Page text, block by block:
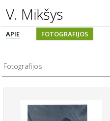
V. Mikšys
APIE FOTOGRAFIJOS
Fotografijos